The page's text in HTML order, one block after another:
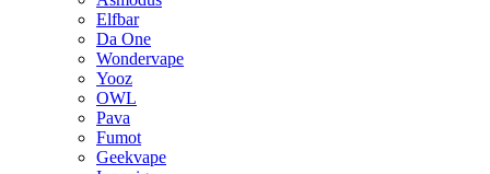
Elfbar
Da One
Wondervape
Yooz
OWL
Pava
Fumot
Geekvape